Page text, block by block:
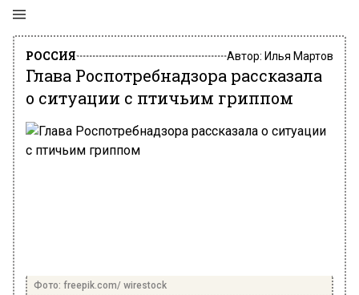
РОССИЯ Автор: Илья Мартов
Глава Роспотребнадзора рассказала
о ситуации с птичьим гриппом
Фото: freepik.com/ wirestock